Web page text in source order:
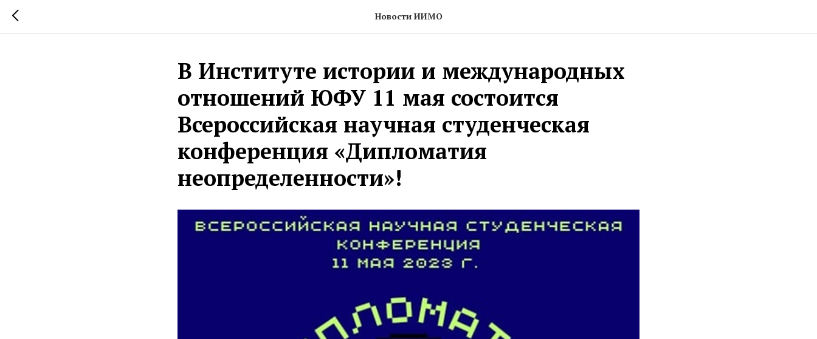
Новости ИИМО
В Институте истории и международных
отношений ЮФУ 11 мая состоится
Всероссийская научная студенческая
конференция «Дипломатия
неопределенности»!